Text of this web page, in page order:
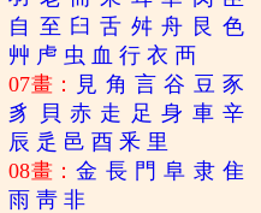
自 至 臼 舌 舛 舟 艮 色
艸 虍 虫 血 行 衣 襾
07畫： 見 角 言 谷 豆 豕
豸
貝 赤 走 足 身 車 辛
辰 辵 邑 酉 釆 里
08畫：金 長 門 阜 隶 隹
雨 靑 非